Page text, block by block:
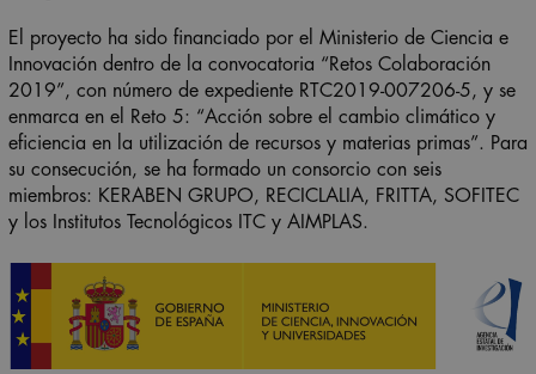
El proyecto ha sido financiado por el Ministerio de Ciencia e
Innovación dentro de la convocatoria “Retos Colaboración
2019”, con número de expediente RTC2019-007206-5, y se
enmarca en el Reto 5: “Acción sobre el cambio climático y
eficiencia en la utilización de recursos y materias primas”. Para
su consecución, se ha formado un consorcio con seis
miembros: KERABEN GRUPO, RECICLALIA, FRITTA, SOFITEC
y los Institutos Tecnológicos ITC y AIMPLAS.